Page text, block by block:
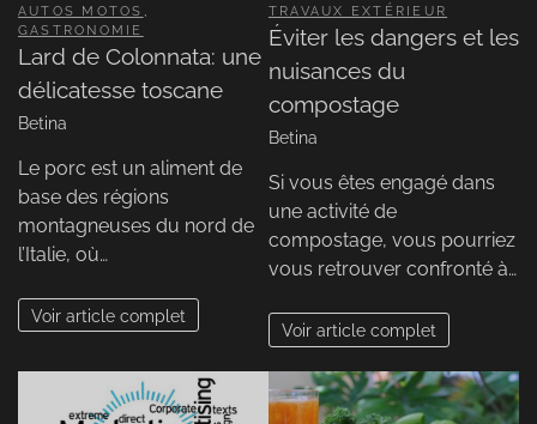
AUTOS MOTOS
GASTRONOMIE
Lard de Colonnata: une
délicatesse toscane
Betina
Le porc est un aliment de
base des régions
montagneuses du nord de
l’Italie, où…
Voir article complet
TRAVAUX EXTÉRIEUR
Éviter les dangers et les
nuisances du
compostage
Betina
Si vous êtes engagé dans
une activité de
compostage, vous pourriez
vous retrouver confronté à…
Voir article complet